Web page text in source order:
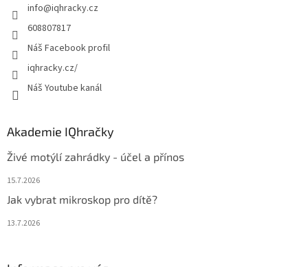
info@iqhracky.cz
608807817
Náš Facebook profil
iqhracky.cz/
Náš Youtube kanál
Akademie IQhračky
Živé motýlí zahrádky - účel a přínos
15.7.2026
Jak vybrat mikroskop pro dítě?
13.7.2026